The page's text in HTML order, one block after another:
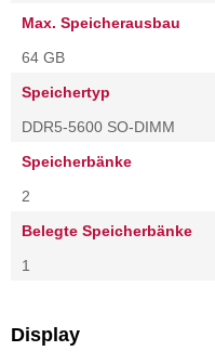
Max. Speicherausbau
64 GB
Speichertyp
DDR5-5600 SO-DIMM
Speicherbänke
2
Belegte Speicherbänke
1
Display